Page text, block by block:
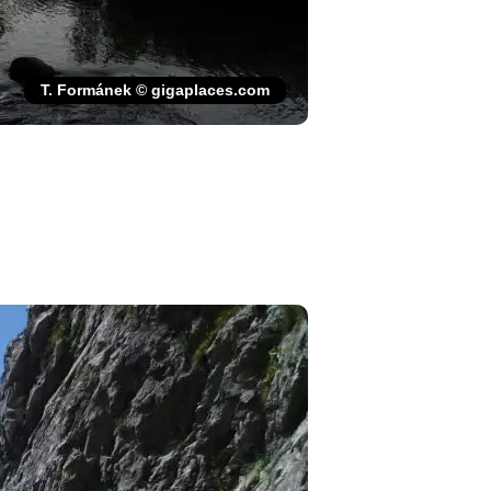
T. Formánek © gigaplaces.com